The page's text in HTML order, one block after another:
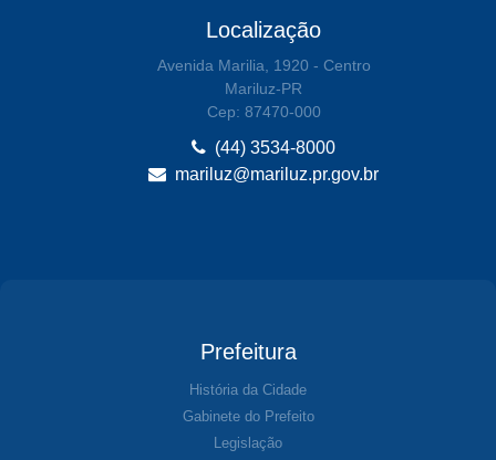
Localização
Avenida Marilia, 1920 - Centro
Mariluz-PR
Cep: 87470-000
(44) 3534-8000
mariluz@mariluz.pr.gov.br
Prefeitura
História da Cidade
Gabinete do Prefeito
Legislação